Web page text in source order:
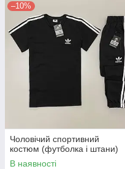
–10%
Чоловічий спортивний
костюм (футболка і штани)
В наявності